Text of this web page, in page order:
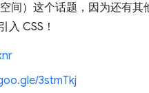
间）这个话题，因为还有
CSS！
3stmTkj